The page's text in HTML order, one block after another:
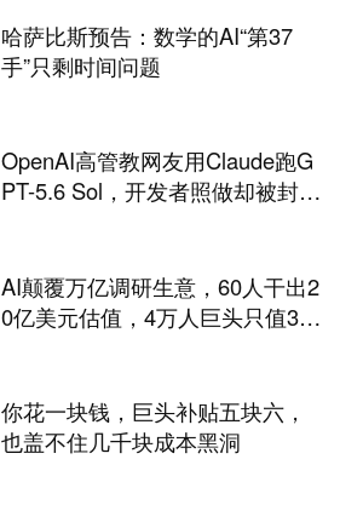
哈萨比斯预告：数学的AI“第37
手”只剩时间问题
OpenAI高管教网友用Claude跑G
PT-5.6 Sol，开发者照做却被封
AI颠覆万亿调研生意，60人干出2
0亿美元估值，4万人巨头只值34
你花一块钱，巨头补贴五块六，
也盖不住几千块成本黑洞